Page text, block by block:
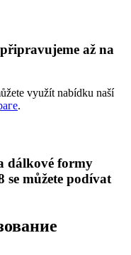
až na
využít nabídku naší
.
dálkové formy
se můžete podívat